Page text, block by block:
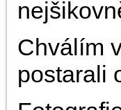
Chválím
postarali